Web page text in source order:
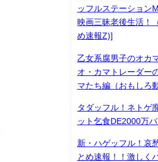
ッフルステーション
映画三昧老後生活！
め速報Z)]
乙女系腐男子のオカ
オ・カマトレーダー
マたち編（おもしろ
タダッフル！ネトゲ
ット乞食DE2000万パ
新・ハゲッフル！哀
とめ速報！！激しく